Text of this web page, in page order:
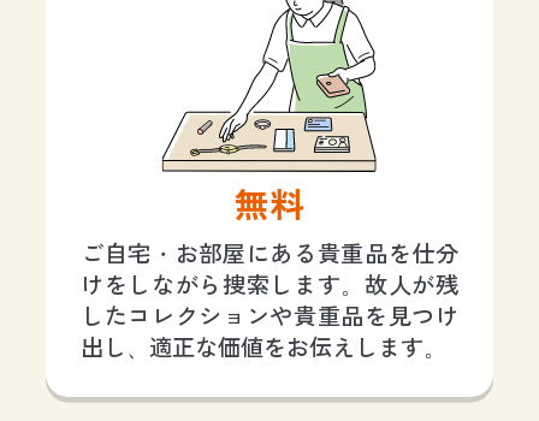
無料
ご自宅・お部屋にある貴重品を仕分
けをしながら捜索します。故人が残
したコレクションや貴重品を見つけ
出し、適正な価値をお伝えします。